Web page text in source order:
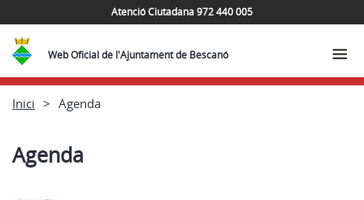
Atenció Ciutadana 972 440 005
Web Oficial de l'Ajuntament de Bescanó
Inici Agenda
Agenda